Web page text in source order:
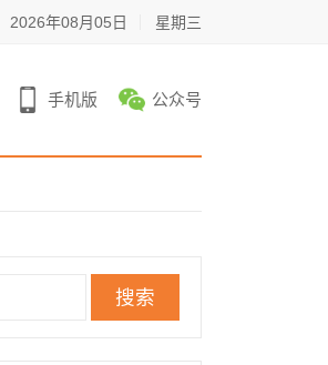
2026年08月05日 星期三
手机版 公众号